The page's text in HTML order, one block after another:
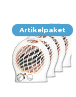
Artikelpaket